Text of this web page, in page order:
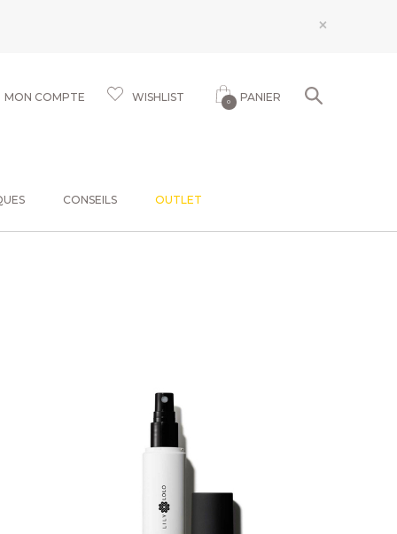
×
MON COMPTE WISHLIST 0 PANIER
CONSEILS OUTLET